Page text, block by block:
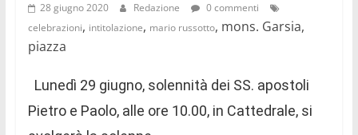
28 giugno 2020 Redazione
0 commenti
celebrazioni, intitolazione, mario russotto, mons. Garsia,
piazza
Lunedì 29 giugno, solennità dei SS. apostoli
Pietro e Paolo, alle ore 10.00, in Cattedrale, si